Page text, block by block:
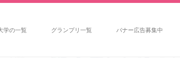
学の一覧 グランプリ一覧 バナー広告募集中